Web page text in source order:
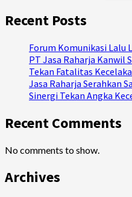
Recent Posts
Forum Komunikasi Lalu
PT Jasa Raharja Kanwil
Tekan Fatalitas
Jasa Raharja Serahkan
Sinergi Tekan Angka
Recent Comments
No comments to show.
Archives